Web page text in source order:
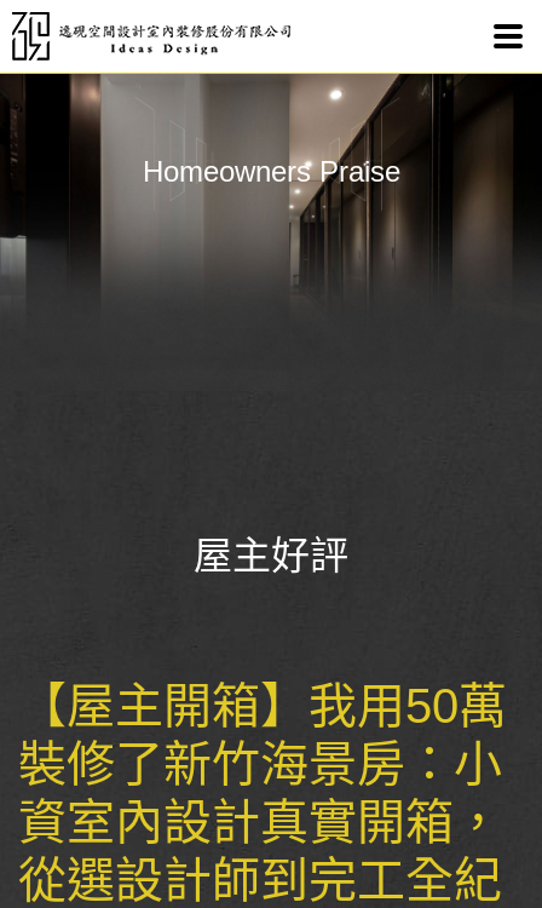
Homeowners Praise
屋主好評
【屋主開箱】我用50萬
裝修了新竹海景房：小
資室內設計真實開箱，
從選設計師到完工全紀
【